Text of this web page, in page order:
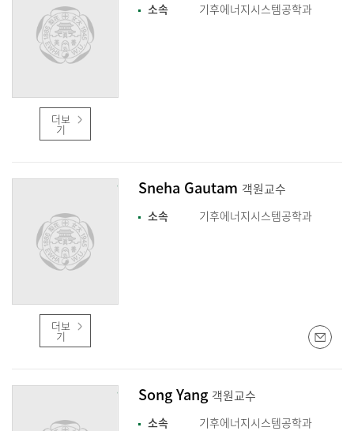
더보
기
소속 기후에너지시스템공학과
더보
기
Sneha Gautam 객원교수
소속 기후에너지시스템공학과
Song Yang 객원교수
소속 기후에너지시스템공학과